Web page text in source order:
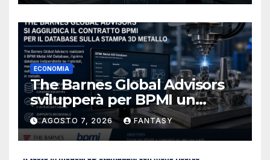
ECONOMIA
The Barnes Global Advisors
svilupperà per BPMI un
database per la stampa 3D
metallica destinata alla filiera
navale statunitense
AGOSTO 7, 2026 FANTASY